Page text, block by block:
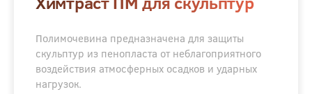
Полимочевина предназначена для защиты
скульптур из пенопласта от неблагоприятного
воздействия атмосферных осадков и ударных
нагрузок.